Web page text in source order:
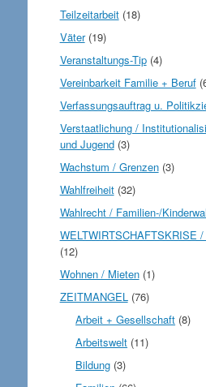
Teilzeitarbeit(18)
Väter(19)
Veranstaltungs-Tip(4)
Vereinbarkeit Familie + Beruf
Verfassungsauftrag u.
Verstaatlichung /
und Jugend(3)
Wachstum / Grenzen(3)
Wahlfreiheit(32)
Wahlrecht / Familien-/
WELTWIRTSCHAFTSKRISE
(12)
Wohnen / Mieten(1)
ZEITMANGEL(76)
Arbeit + Gesellschaft (8)
Arbeitswelt (11)
Bildung (3)